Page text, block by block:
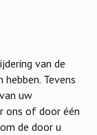
van de
Tevens
uw
ons of door één
de door u